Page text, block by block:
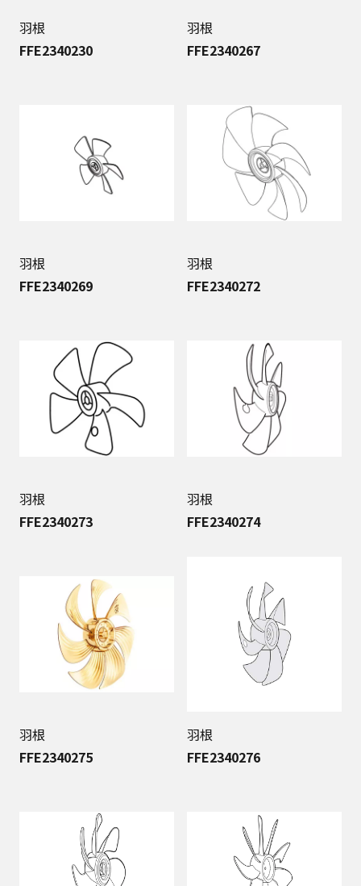
羽根
FFE2340230
羽根
FFE2340267
羽根
FFE2340269
羽根
FFE2340272
羽根
FFE2340273
羽根
FFE2340274
羽根
FFE2340275
羽根
FFE2340276